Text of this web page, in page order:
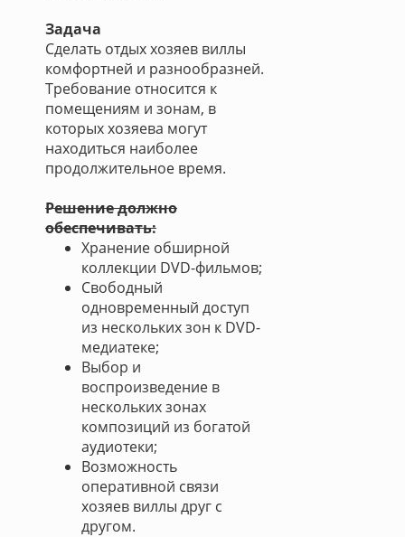
Задача
Сделать отдых хозяев виллы
комфортней и разнообразней.
Требование относится к
помещениям и зонам, в
которых хозяева могут
находиться наиболее
продолжительное время.
Решение должно
обеспечивать:
Хранение обширной
коллекции DVD-фильмов;
Свободный
одновременный доступ
из нескольких зон к DVD-
медиатеке;
Выбор и
воспроизведение в
нескольких зонах
композиций из богатой
аудиотеки;
Возможность
оперативной связи
хозяев виллы друг с
другом.